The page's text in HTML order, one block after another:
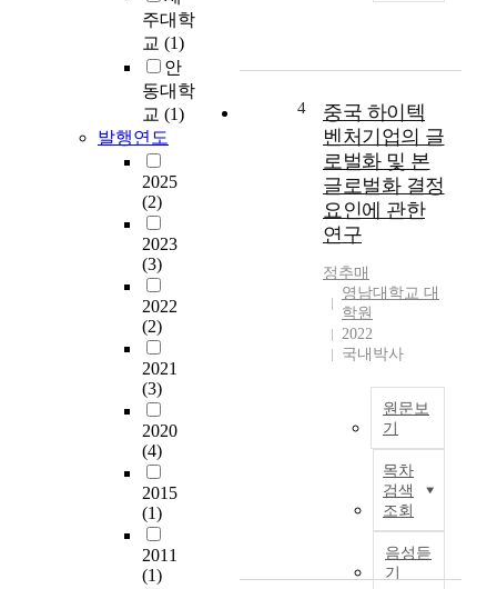
주대학
교 (1)
안
동대학
교 (1)
발행연도
2025
(2)
2023
(3)
2022
(2)
2021
(3)
2020
(4)
2015
(1)
2011
(1)
s
n
4
중국 하이텍
벤처기업의 글
로벌화 및 본
글로벌화 결정
요인에 관한
연구
정추매
영남대학교 대
학원
2022
국내박사
원문보
기
목차
검색
조회
음성듣
기